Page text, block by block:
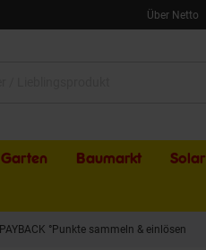
Über Netto
Garten Baumarkt Solar
PAYBACK °Punkte sammeln & einlösen